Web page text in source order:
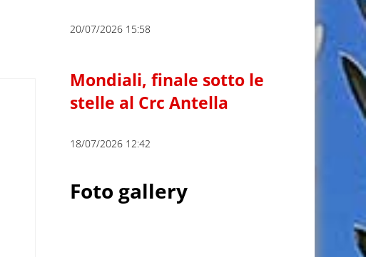
20/07/2026 15:58
Mondiali, finale sotto le
stelle al Crc Antella
18/07/2026 12:42
Foto gallery